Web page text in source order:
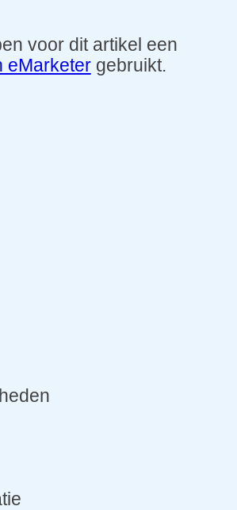
voor dit artikel een
eMarketergebruikt.